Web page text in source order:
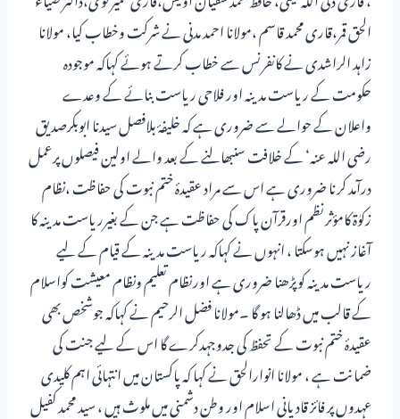
الحق قمر،قاری محمد قاسم ،مولانا احمد مدنی نے شرکت وخطاب کیا، مولانا
زاہد الراشدی نے کانفرنس سے خطاب کرتے ہوئے کہاکہ موجودہ
حکومت کے ریاست مدینہ اور فلاحی ریاست بنائے کے وعدے
واعلان کے حوالے سے ضروری ہے کہ خلیفۂ بلافصل سیدنا ابوبکرصدیق
رضی اللہ عنہ‘ کے خلافت سنبھالنے کے بعد والے اولین فیصلوں پرعمل
درآمد کرنا ضروری ہے اس سے مراد عقیدۂ ختم نبوت کی حفاظت ،نظام
زکوٰۃ کامؤثر نظم اورقرآن پاک کی حفاظت ہے جن کے بغیرریاست مدینہ کا
آغاز نہیں ہوسکتا ، انہوں نے کہاکہ ریاست مدینہ کے قیام کے لیے
ریاست مدینہ کوپڑھنا ضروری ہے اورنظام تعلیم ونظام معیشت کواسلام
کے قالب میں ڈھالنا ہو گا ۔مولانا فضل الرحیم نے کہاکہ جوشخص بھی
عقیدۂ ختم نبوت کے تحفظ کی جدوجہدکرے گا اس کے لیے جنت کی
ضمانت ہے ، مولانا انوارالحق نے کہا کہ پاکستان میں انتہائی اہم کلیدی
عہدوں پر فائز قادیانی اسلام اور وطن دشمنی میں ملوث ہیں ، سید محمد کفیل